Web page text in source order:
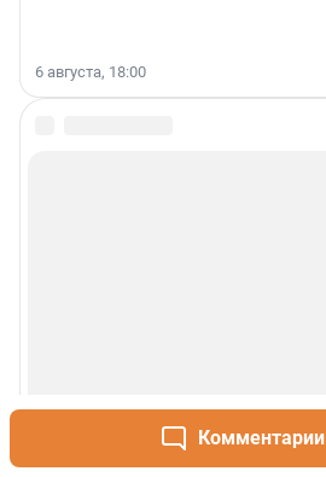
Комментарии
6 августа, 18:00